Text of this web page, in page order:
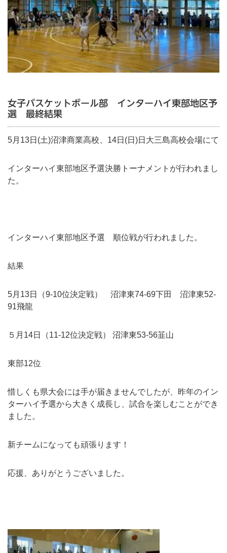
女子バスケットボール部 インターハイ東部地区予
選 最終結果
5月13日(土)沼津商業高校、14日(日)日大三島高校会場にて
インターハイ東部地区予選決勝トーナメントが行われまし
た。
インターハイ東部地区予選 順位戦が行われました。
結果
5月13日（9-10位決定戦） 沼津東74-69下田 沼津東52-
91飛龍
５月14日（11-12位決定戦） 沼津東53-56韮山
東部12位
惜しくも県大会には手が届きませんでしたが、昨年のイン
ターハイ予選から大きく成長し、試合を楽しむことができ
ました。
新チームになっても頑張ります！
応援、ありがとうございました。